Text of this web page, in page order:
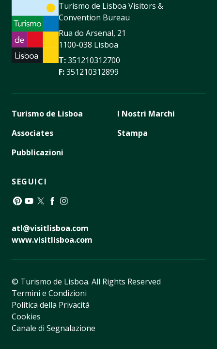
Turismo de Lisboa Visitors &
Convention Bureau
Rua do Arsenal, 21
1100-038 Lisboa
T:351210312700
F:351210312899
Turismo de Lisboa
Associates
Pubblicazioni
I Nostri Marchi
Stampa
SEGUICI
atl@visitlisboa.com
www.visitlisboa.com
© Turismo de Lisboa. All Rights Reserved
Termini e Condizioni
Política della Privacitá
Cookies
Canale di Segnalazione